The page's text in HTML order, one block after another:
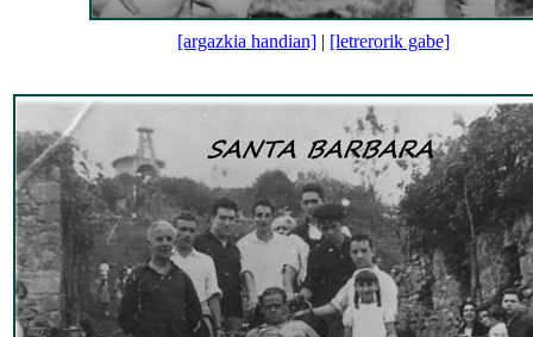
[argazkia handian]| [letrerorik gabe]